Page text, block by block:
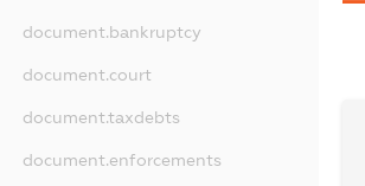
document.bankruptcy
document.court
document.taxdebts
document.enforcements